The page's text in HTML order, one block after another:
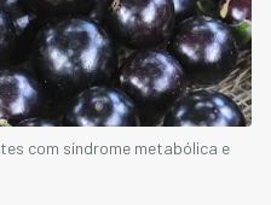
com síndrome metabólica e